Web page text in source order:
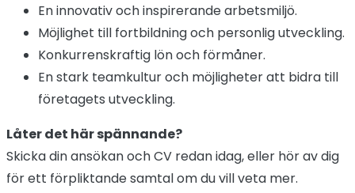
En innovativ och inspirerande arbetsmiljö.
Möjlighet till fortbildning och personlig utveckling.
Konkurrenskraftig lön och förmåner.
En stark teamkultur och möjligheter att bidra till
företagets utveckling.
Låter det här spännande?
Skicka din ansökan och CV redan idag, eller hör av dig
för ett förpliktande samtal om du vill veta mer.